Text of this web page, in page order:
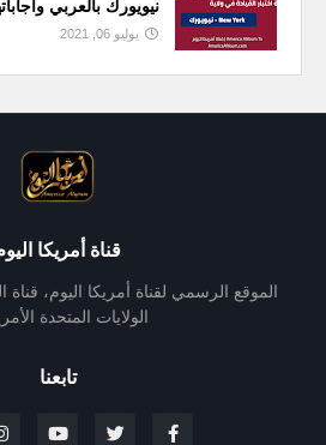
نيويورك بالعربي
يوليو 06, 2021
قناة أمريكا
الموقع الرسمي لقناة أمريكا اليوم، قناة
الولايات المتحدة
تابعنا